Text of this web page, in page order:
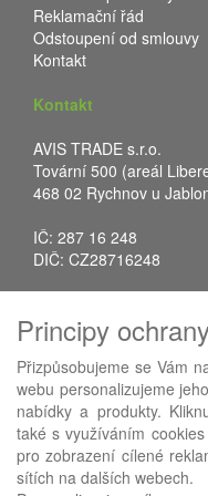
Reklamační řád
Odstoupení od smlouvy
Kontakt
Kontakt
AVIS TRADE s.r.o.
Tovární 500 (areál
468 02 Rychnov u
IČ: 287 16 248
DIČ: CZ28716248
Fax: +420 483 034 590
E-mail:info@avistrade.cz
Web:www.avistrade.cz
Principy
Přizpůsobujeme se Vám
webu personalizujeme
nabídky a produkty.
také s využíváním
pro zobrazení cílené
sítích na dalších webech.